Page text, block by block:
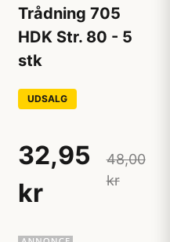
Trådning 705
HDK Str. 80 - 5
stk
UDSALG
32,95
kr
48,00
kr